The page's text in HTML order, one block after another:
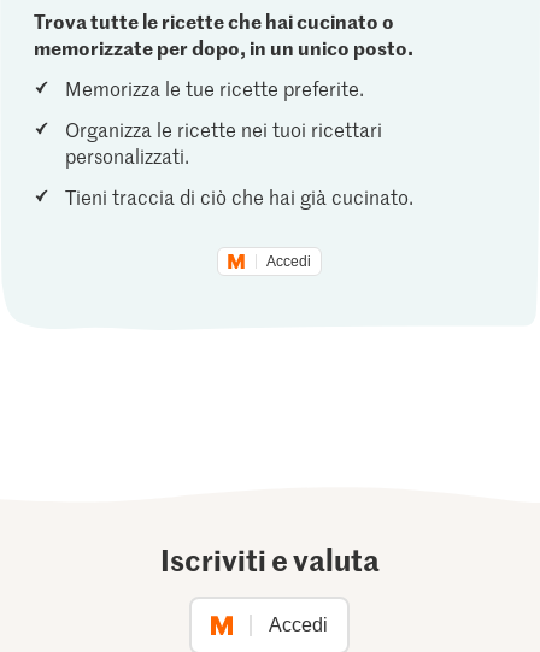
Trova tutte le ricette che hai cucinato o
memorizzate per dopo, in un unico posto.
Memorizza le tue ricette preferite.
Organizza le ricette nei tuoi ricettari
personalizzati.
Tieni traccia di ciò che hai già cucinato.
Accedi
Iscriviti e valuta
Accedi